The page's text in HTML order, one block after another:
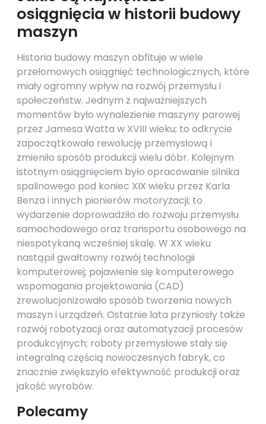
osiągnięcia w historii budowy
maszyn
Historia budowy maszyn obfituje w wiele
przełomowych osiągnięć technologicznych, które
miały ogromny wpływ na rozwój przemysłu i
społeczeństw. Jednym z najważniejszych
momentów było wynalezienie maszyny parowej
przez Jamesa Watta w XVIII wieku; to odkrycie
zapoczątkowało rewolucję przemysłową i
zmieniło sposób produkcji wielu dóbr. Kolejnym
istotnym osiągnięciem było opracowanie silnika
spalinowego pod koniec XIX wieku przez Karla
Benza i innych pionierów motoryzacji; to
wydarzenie doprowadziło do rozwoju przemysłu
samochodowego oraz transportu osobowego na
niespotykaną wcześniej skalę. W XX wieku
nastąpił gwałtowny rozwój technologii
komputerowej; pojawienie się komputerowego
wspomagania projektowania (CAD)
zrewolucjonizowało sposób tworzenia nowych
maszyn i urządzeń. Ostatnie lata przyniosły także
rozwój robotyzacji oraz automatyzacji procesów
produkcyjnych; roboty przemysłowe stały się
integralną częścią nowoczesnych fabryk, co
znacznie zwiększyło efektywność produkcji oraz
jakość wyrobów.
Polecamy